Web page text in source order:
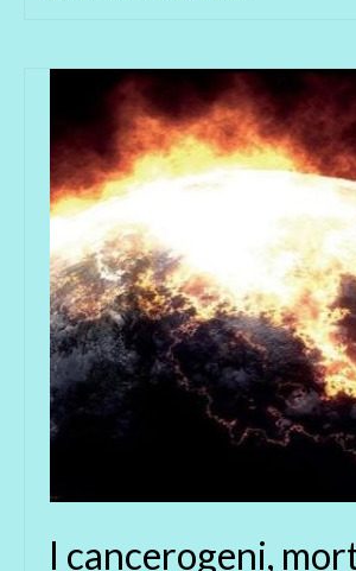
I cancerogeni,